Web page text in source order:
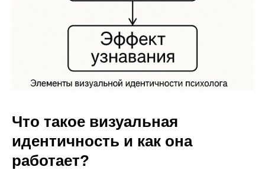
Что такое визуальная
идентичность и как она
работает?